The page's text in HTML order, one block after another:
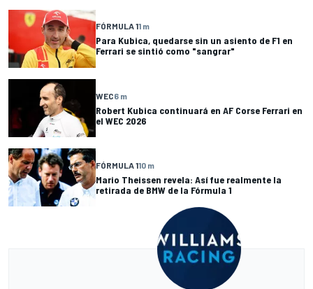
FÓRMULA 11 m
Para Kubica, quedarse sin un asiento de F1 en
Ferrari se sintió como "sangrar"
WEC6 m
Robert Kubica continuará en AF Corse Ferrari en
el WEC 2026
FÓRMULA 110 m
Mario Theissen revela: Así fue realmente la
retirada de BMW de la Fórmula 1